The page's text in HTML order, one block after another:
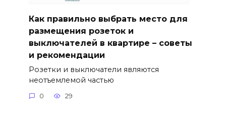
Как правильно выбрать место для
размещения розеток и
выключателей в квартире – советы
и рекомендации
Розетки и выключатели являются
неотъемлемой частью
0 29